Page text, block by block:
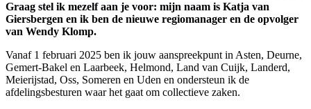
Graag stel ik mezelf aan je voor: mijn naam is Katja van
Giersbergen en ik ben de nieuwe regiomanager en de opvolger
van Wendy Klomp.
Vanaf 1 februari 2025 ben ik jouw aanspreekpunt in Asten, Deurne,
Gemert-Bakel en Laarbeek, Helmond, Land van Cuijk, Landerd,
Meierijstad, Oss, Someren en Uden en ondersteun ik de
afdelingsbesturen waar het gaat om collectieve zaken.